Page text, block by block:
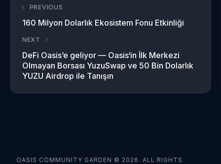
PREVIOUS
160 Milyon Dolarlık Ekosistem Fonu Etkinliği
NEXT
DeFi Oasis’e geliyor — Oasis‘in İlk Merkezi
Olmayan Borsası YuzuSwap ve 50 Bin Dolarlık
YUZU Airdrop ile Tanışın
OASIS COMMUNITY GARDEN © 2026. ALL RIGHTS